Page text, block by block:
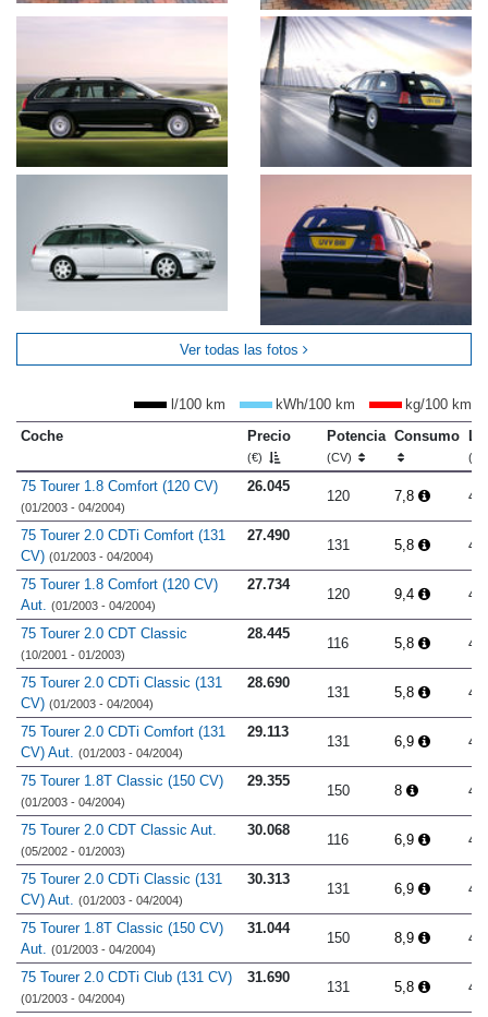
Ver todas las fotos
l/100 km kWh/100 km
kg/100 km
Coche
Precio
(€)
Potencia
(CV)
Consumo
75 Tourer 1.8 Comfort (120 CV)
(01/2003 - 04/2004)
26.045
120 7,8
75 Tourer 2.0 CDTi Comfort (131
CV) (01/2003 - 04/2004)
27.490
131 5,8
75 Tourer 1.8 Comfort (120 CV)
Aut. (01/2003 - 04/2004)
27.734
120 9,4
75 Tourer 2.0 CDT Classic
(10/2001 - 01/2003)
28.445
116 5,8
75 Tourer 2.0 CDTi Classic (131
CV) (01/2003 - 04/2004)
28.690
131 5,8
75 Tourer 2.0 CDTi Comfort (131
CV) Aut. (01/2003 - 04/2004)
29.113
131 6,9
75 Tourer 1.8T Classic (150 CV)
(01/2003 - 04/2004)
29.355
150 8
75 Tourer 2.0 CDT Classic Aut.
(05/2002 - 01/2003)
30.068
116 6,9
75 Tourer 2.0 CDTi Classic (131
CV) Aut. (01/2003 - 04/2004)
30.313
131 6,9
75 Tourer 1.8T Classic (150 CV)
Aut. (01/2003 - 04/2004)
31.044
150 8,9
75 Tourer 2.0 CDTi Club (131 CV)
(01/2003 - 04/2004)
31.690
131 5,8